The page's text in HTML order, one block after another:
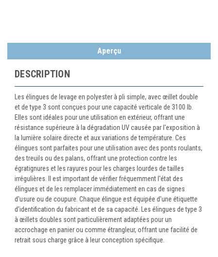
Aperçu
DESCRIPTION
Les élingues de levage en polyester à pli simple, avec œillet double
et de type 3 sont conçues pour une capacité verticale de 3100 lb.
Elles sont idéales pour une utilisation en extérieur, offrant une
résistance supérieure à la dégradation UV causée par l'exposition à
la lumière solaire directe et aux variations de température. Ces
élingues sont parfaites pour une utilisation avec des ponts roulants,
des treuils ou des palans, offrant une protection contre les
égratignures et les rayures pour les charges lourdes de tailles
irrégulières. Il est important de vérifier fréquemment l'état des
élingues et de les remplacer immédiatement en cas de signes
d'usure ou de coupure. Chaque élingue est équipée d'une étiquette
d'identification du fabricant et de sa capacité. Les élingues de type 3
à œillets doubles sont particulièrement adaptées pour un
accrochage en panier ou comme étrangleur, offrant une facilité de
retrait sous charge grâce à leur conception spécifique.